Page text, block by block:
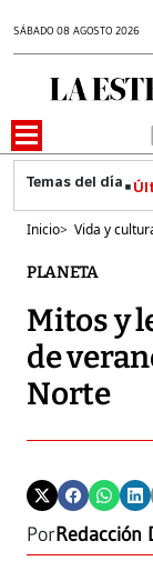
SÁBADO 08 AGOSTO 2026
Inicio> Vida y
PLANETA
Mitos y
de
Norte
PorRedacción